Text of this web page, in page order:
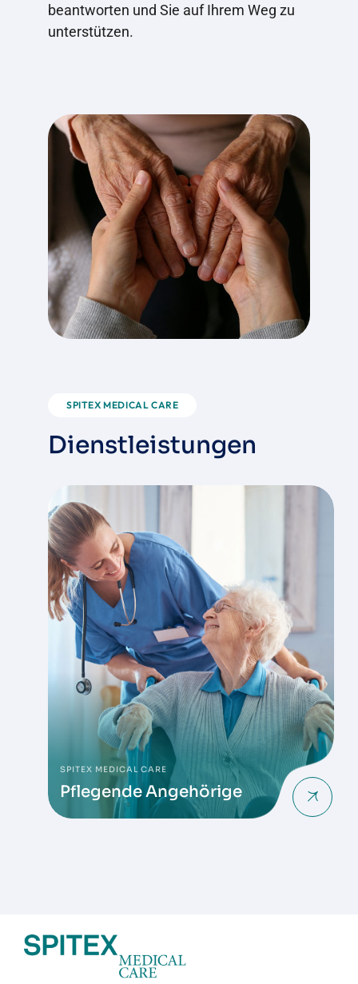
beantworten und Sie auf Ihrem Weg zu
unterstützen.
SPITEX MEDICAL CARE
Dienstleistungen
SPITEX MEDICAL CARE
Pflegende Angehörige